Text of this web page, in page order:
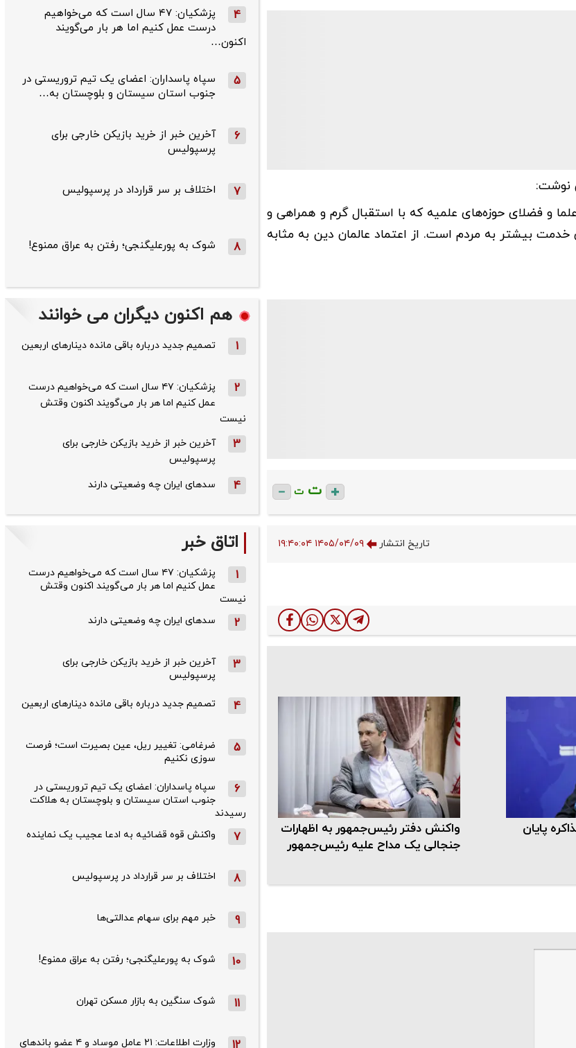
نوشت:
و فضلای حوزه‌های علمیه که با استقبال گرم و همراهی و
بیشتر به مردم است. از اعتماد عالمان دین به مثابه
ت ت
تاریخ انتشار ۱۴۰۵/۰۴/۰۹ ۱۹:۴۰:۰۴
پایان
واکنش دفتر رئیس‌جمهور به اظهارات
جنجالی یک مداح علیه رئیس‌جمهور
4
پزشکیان: ۴۷ سال است که می‌خواهیم
درست عمل کنیم اما هر بار می‌گویند
اکنون…
5
سپاه پاسداران: اعضای یک تیم تروریستی در
جنوب استان سیستان و بلوچستان به…
6
آخرین خبر از خرید بازیکن خارجی برای
پرسپولیس
7 اختلاف بر سر قرارداد در پرسپولیس
8 شوک به پورعلیگنجی؛ رفتن به عراق ممنوع!
هم اکنون دیگران می خوانند
1 تصمیم جدید درباره باقی مانده دینارهای اربعین
2
پزشکیان: ۴۷ سال است که می‌خواهیم درست
عمل کنیم اما هر بار می‌گویند اکنون وقتش
نیست
3
آخرین خبر از خرید بازیکن خارجی برای
پرسپولیس
4 سدهای ایران چه وضعیتی دارند
اتاق خبر
1
پزشکیان: ۴۷ سال است که می‌خواهیم درست
عمل کنیم اما هر بار می‌گویند اکنون وقتش
نیست
2 سدهای ایران چه وضعیتی دارند
3
آخرین خبر از خرید بازیکن خارجی برای
پرسپولیس
4 تصمیم جدید درباره باقی مانده دینارهای اربعین
5
ضرغامی: تغییر ریل، عین بصیرت است؛ فرصت
سوزی نکنیم
6
سپاه پاسداران: اعضای یک تیم تروریستی در
جنوب استان سیستان و بلوچستان به هلاکت
رسیدند
7 واکنش قوه قضائیه به ادعا عجیب یک نماینده
8 اختلاف بر سر قرارداد در پرسپولیس
9 خبر مهم برای سهام عدالتی‌ها
10 شوک به پورعلیگنجی؛ رفتن به عراق ممنوع!
11 شوک سنگین به بازار مسکن تهران
12
وزارت اطلاعات: ۲۱ عامل موساد و ۴ عضو باندهای